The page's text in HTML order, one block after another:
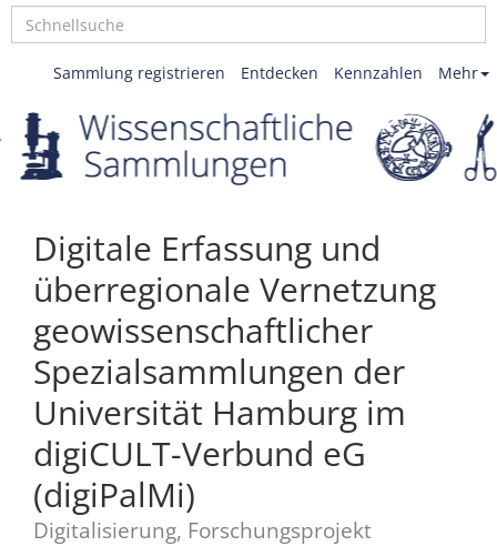
Mehr
Kennzahlen
Entdecken
Sammlung registrieren
Digitale Erfassung und
überregionale Vernetzung
geowissenschaftlicher
Spezialsammlungen der
Universität Hamburg im
digiCULT-Verbund eG
(digiPalMi)
Digitalisierung, Forschungsprojekt